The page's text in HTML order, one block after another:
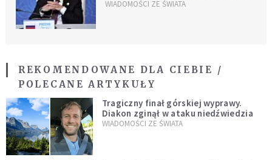
Kim Dzong Unem
WIADOMOŚCI ZE ŚWIATA
REKOMENDOWANE DLA CIEBIE /
POLECANE ARTYKUŁY
Tragiczny finał górskiej wyprawy.
Diakon zginął w ataku niedźwiedzia
WIADOMOŚCI ZE ŚWIATA